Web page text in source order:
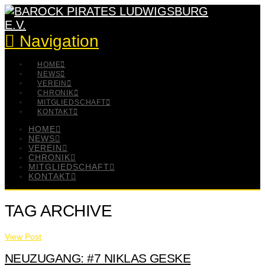
Navigation
HOME
NEWS
VEREIN
CHRONIK
MITGLIEDSCHAFT
KONTAKT
HOME
NEWS
VEREIN
CHRONIK
MITGLIEDSCHAFT
KONTAKT
TAG ARCHIVE
View Post
NEUZUGANG: #7 NIKLAS GESKE